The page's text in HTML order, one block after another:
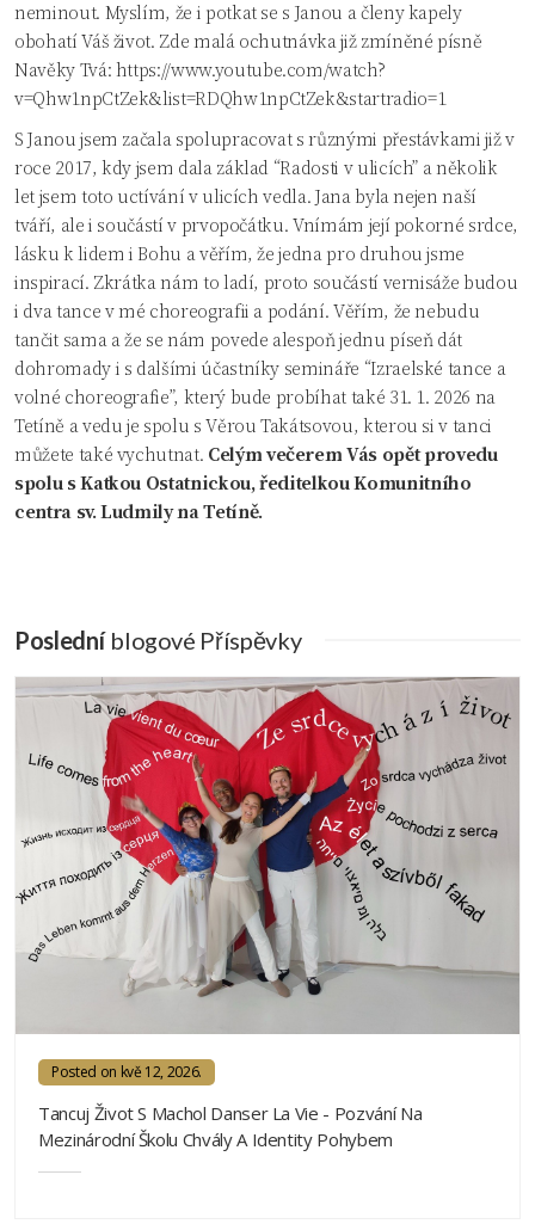
neminout. Myslím, že i potkat se s Janou a členy kapely
obohatí Váš život. Zde malá ochutnávka již zmíněné písně
Navěky Tvá: https://www.youtube.com/watch?
v=Qhw1npCtZek&list=RDQhw1npCtZek&startradio=1
S Janou jsem začala spolupracovat s různými přestávkami již v
roce 2017, kdy jsem dala základ “Radosti v ulicích” a několik
let jsem toto uctívání v ulicích vedla. Jana byla nejen naší
tváří, ale i součástí v prvopočátku. Vnímám její pokorné srdce,
lásku k lidem i Bohu a věřím, že jedna pro druhou jsme
inspirací. Zkrátka nám to ladí, proto součástí vernisáže budou
i dva tance v mé choreografii a podání. Věřím, že nebudu
tančit sama a že se nám povede alespoň jednu píseň dát
dohromady i s dalšími účastníky semináře “Izraelské tance a
volné choreografie”, který bude probíhat také 31. 1. 2026 na
Tetíně a vedu je spolu s Věrou Takátsovou, kterou si v tanci
můžete také vychutnat. Celým večerem Vás opět provedu
spolu s Katkou Ostatnickou, ředitelkou Komunitního
centra sv. Ludmily na Tetíně.
Poslední Blogové Příspěvky
Posted on kvě 12, 2026.
Tancuj Život S Machol Danser La Vie - Pozvání Na
Mezinárodní Školu Chvály A Identity Pohybem